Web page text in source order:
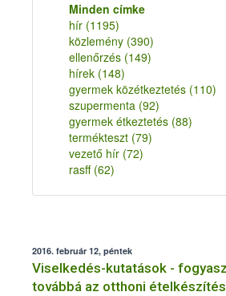
Minden címke
hír (1195)
közlemény (390)
ellenőrzés (149)
hírek (148)
gyermek közétkeztetés (110)
szupermenta (92)
gyermek étkeztetés (88)
termékteszt (79)
vezető hír (72)
rasff (62)
2016. február 12, péntek
Viselkedés-kutatások -
továbbá az otthoni